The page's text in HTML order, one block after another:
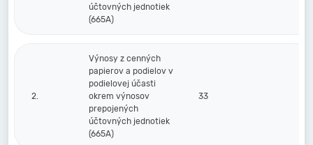
účtovných jednotiek
(665A)
2.
Výnosy z cenných
papierov a podielov v
podielovej účasti
okrem výnosov
prepojených
účtovných jednotiek
(665A)
33